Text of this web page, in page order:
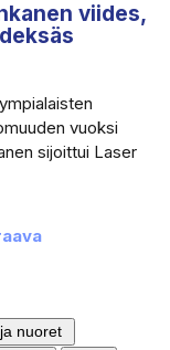
viides,
vuoksi
sijoittui Laser
nuoret